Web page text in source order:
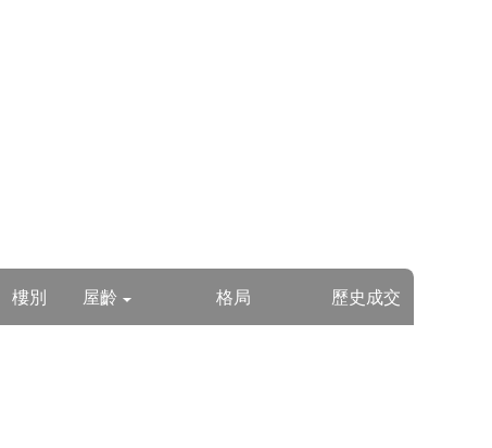
樓別 屋齡 格局 歷史成交